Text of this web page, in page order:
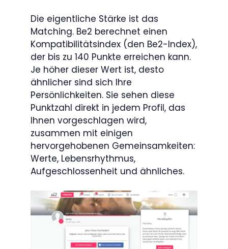
Die eigentliche Stärke ist das
Matching. Be2 berechnet einen
Kompatibilitätsindex (den Be2-Index),
der bis zu 140 Punkte erreichen kann.
Je höher dieser Wert ist, desto
ähnlicher sind sich Ihre
Persönlichkeiten. Sie sehen diese
Punktzahl direkt in jedem Profil, das
Ihnen vorgeschlagen wird,
zusammen mit einigen
hervorgehobenen Gemeinsamkeiten:
Werte, Lebensrhythmus,
Aufgeschlossenheit und ähnliches.